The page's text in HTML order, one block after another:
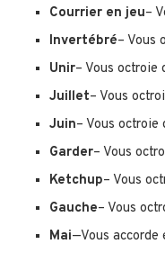
Courrier en jeu–
Invertébré– Vous
Unir– Vous octroie
Juillet– Vous
Juin– Vous octroie
Garder– Vous
Ketchup– Vous
Gauche– Vous
Mai—Vous accorde